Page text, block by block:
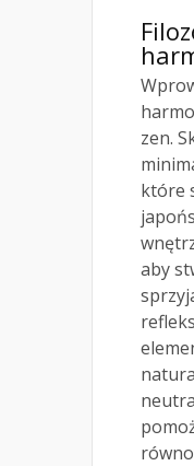
zen.
które
aby